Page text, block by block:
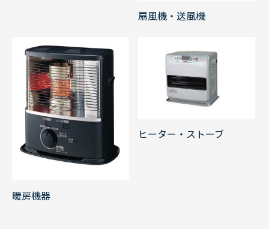
扇風機・送風機
暖房機器
ヒーター・ストーブ